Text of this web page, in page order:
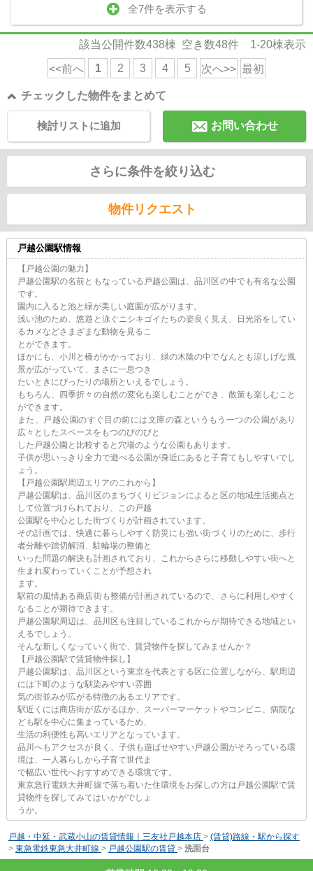
全7件を表示する
該当公開件数438棟 空き数48件 1-20棟表示
<<前へ 1 2 3 4 5 次へ>> 最初
チェックした物件をまとめて
お問い合わせ
検討リストに追加
さらに条件を絞り込む
物件リクエスト
戸越公園駅情報
【戸越公園の魅力】
戸越公園駅の名前ともなっている戸越公園は、品川区の中でも有名な公園
です。
園内に入ると池と緑が美しい庭園が広がります。
浅い池のため、悠遊と泳ぐニシキゴイたちの姿良く見え、日光浴をしてい
るカメなどさまざまな動物を見るこ
とができます。
ほかにも、小川と橋がかかっており、緑の木陰の中でなんとも涼しげな風
景が広がっていて、まさに一息つき
たいときにぴったりの場所といえるでしょう。
もちろん、四季折々の自然の変化も楽しむことができ、散策も楽しむこと
ができます。
また、戸越公園のすぐ目の前には文庫の森というもう一つの公園があり
広々としたスペースをもつのびのびと
した戸越公園と比較すると穴場のような公園もあります。
子供が思いっきり全力で遊べる公園が身近にあると子育てもしやすいでし
ょう。
【戸越公園駅周辺エリアのこれから】
戸越公園駅は、品川区のまちづくりビジョンによると区の地域生活拠点と
して位置づけられており、この戸越
公園駅を中心とした街づくりが計画されています。
その計画では、快適に暮らしやすく防災にも強い街づくりのために、歩行
者分離や踏切解消、駐輪場の整備と
いった問題の解決も計画されており、これからさらに移動しやすい街へと
生まれ変わっていくことが予想され
ます。
駅前の風情ある商店街も整備が計画されているので、さらに利用しやすく
なることが期待できます。
戸越公園駅周辺は、品川区も注目しているこれからが期待できる地域とい
えるでしょう。
そんな新しくなっていく街で、賃貸物件を探してみませんか？
【戸越公園駅で賃貸物件探し】
戸越公園駅は、品川区という東京を代表とする区に位置しながら、駅周辺
には下町のような馴染みやすい雰囲
気の街並みが広がる特徴のあるエリアです。
駅近くには商店街が広がるほか、スーパーマーケットやコンビニ、病院な
ども駅を中心に集まっているため、
生活の利便性も高いエリアとなっています。
品川へもアクセスが良く、子供も遊ばせやすい戸越公園がそろっている環
境は、一人暮らしから子育て世代ま
で幅広い世代へおすすめできる環境です。
東京急行電鉄大井町線で落ち着いた住環境をお探しの方は戸越公園駅で賃
貸物件を探してみてはいかがでしょ
うか。
戸越・中延・武蔵小山の賃貸情報｜三友社戸越本店 > (賃貸)路線・駅から探す
> 東急電鉄東急大井町線 > 戸越公園駅の賃貸 > 洗面台